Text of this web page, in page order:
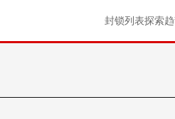
封锁列表探索